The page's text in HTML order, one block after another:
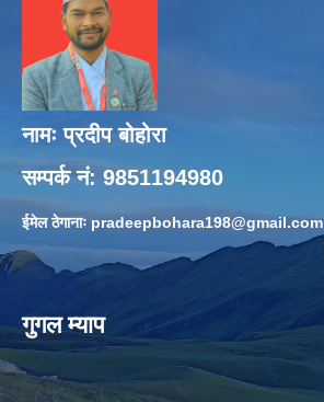
नामः प्रदीप बोहोरा
सम्पर्क नं: 9851194980
ईमेल ठेगानाः pradeepbohara198@gmail.com
गुगल म्याप